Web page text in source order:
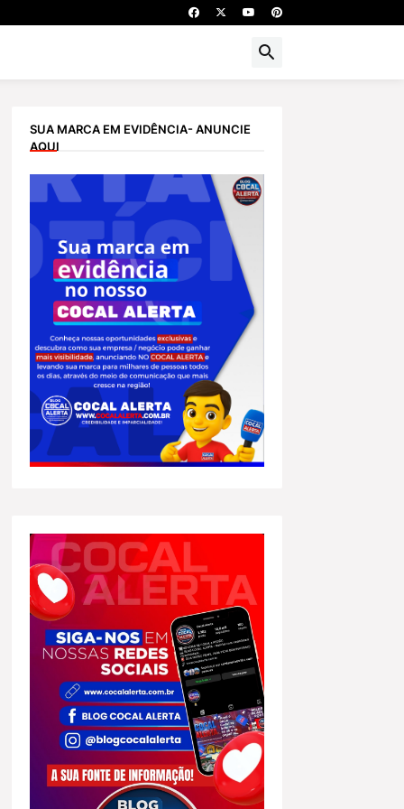
SUA MARCA EM EVIDÊNCIA- ANUNCIE
AQUI